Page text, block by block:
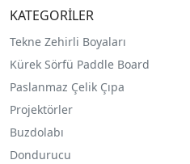
KATEGORİLER
Tekne Zehirli Boyaları
Kürek Sörfü Paddle Board
Paslanmaz Çelik Çıpa
Projektörler
Buzdolabı
Dondurucu